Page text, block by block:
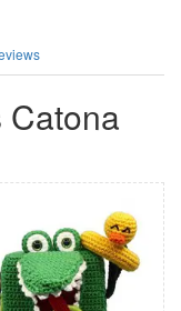
Catona